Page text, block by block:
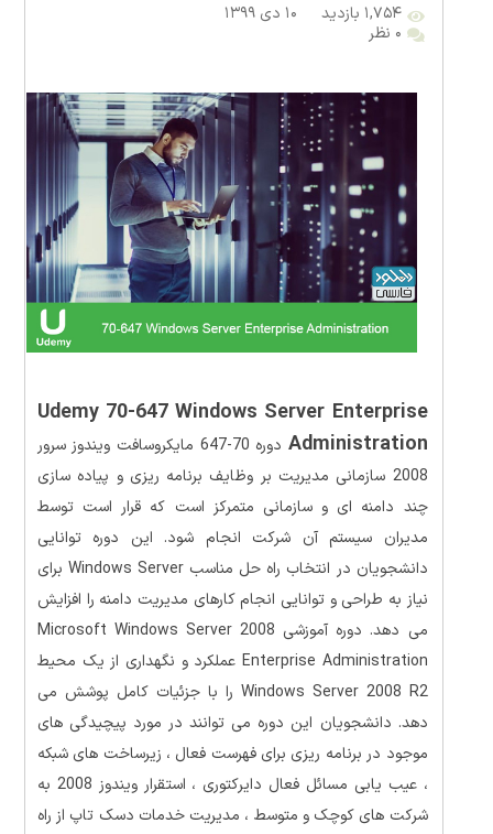
۱,۷۵۴ بازدید
۱۰ دی ۱۳۹۹
۰ نظر
Udemy 70-647 Windows Server Enterprise
Administration
دوره 70-647 مایکروسافت ویندوز سرور
2008 سازمانی مدیریت بر وظایف برنامه ریزی و پیاده سازی
چند دامنه ای و سازمانی متمرکز است که قرار است توسط
مدیران سیستم آن شرکت انجام شود. این دوره توانایی
دانشجویان در انتخاب راه حل مناسب Windows Server برای
نیاز به طراحی و توانایی انجام کارهای مدیریت دامنه را افزایش
می دهد. دوره آموزشی Microsoft Windows Server 2008
Enterprise Administration عملکرد و نگهداری از یک محیط
Windows Server 2008 R2 را با جزئیات کامل پوشش می
دهد. دانشجویان این دوره می توانند در مورد پیچیدگی های
موجود در برنامه ریزی برای فهرست فعال ، زیرساخت های شبکه
، عیب یابی مسائل فعال دایرکتوری ، استقرار ویندوز 2008 به
شرکت های کوچک و متوسط ، مدیریت خدمات دسک تاپ از راه